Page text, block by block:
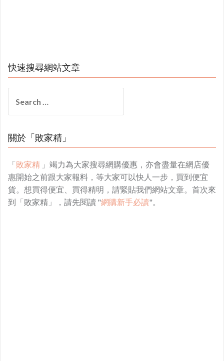
快速搜尋網站文章
for:
關於「敗家精」
「敗家精 」竭力為大家搜尋網購優惠，亦會盡量在網店優
惠開始之前跟大家報料，等大家可以快人一步，買到便宜
貨。想買得便宜、買得精明，請緊貼我們網站文章。首次來
到「敗家精」，請先閱讀 "網購新手必讀"。